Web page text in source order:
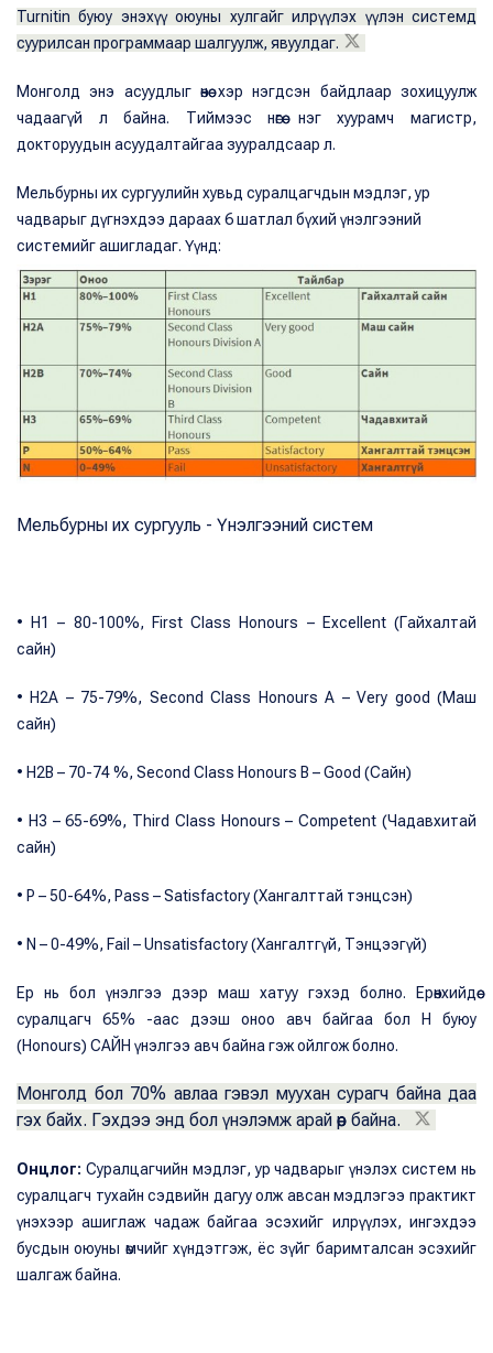
Turnitin буюу энэхүү оюуны хулгайг илрүүлэх үүлэн системд
суурилсан программаар шалгуулж, явуулдаг.
Монголд энэ асуудлыг өнөө хэр нэгдсэн байдлаар зохицуулж
чадаагүй л байна. Тиймээс нөгөө нэг хуурамч магистр,
докторуудын асуудалтайгаа зууралдсаар л.
Мельбурны их сургуулийн хувьд суралцагчдын мэдлэг, ур
чадварыг дүгнэхдээ дараах 6 шатлал бүхий үнэлгээний
системийг ашигладаг. Үүнд:
Мельбурны их сургууль - Үнэлгээний систем
• H1 – 80-100%, First Class Honours – Excellent (Гайхалтай
сайн)
• H2A – 75-79%, Second Class Honours А – Very good (Маш
сайн)
• H2B – 70-74 %, Second Class Honours B – Good (Сайн)
• H3 – 65-69%, Third Class Honours – Competent (Чадавхитай
сайн)
• P – 50-64%, Pass – Satisfactory (Хангалттай тэнцсэн)
• N – 0-49%, Fail – Unsatisfactory (Хангалтгүй, Тэнцээгүй)
Ер нь бол үнэлгээ дээр маш хатуу гэхэд болно. Ерөнхийдөө
суралцагч 65% -аас дээш оноо авч байгаа бол H буюу
(Honours) САЙН үнэлгээ авч байна гэж ойлгож болно.
Монголд бол 70% авлаа гэвэл муухан сурагч байна даа
гэх байх. Гэхдээ энд бол үнэлэмж арай өөр байна.
Онцлог: Суралцагчийн мэдлэг, ур чадварыг үнэлэх систем нь
суралцагч тухайн сэдвийн дагуу олж авсан мэдлэгээ практикт
үнэхээр ашиглаж чадаж байгаа эсэхийг илрүүлэх, ингэхдээ
бусдын оюуны өмчийг хүндэтгэж, ёс зүйг баримталсан эсэхийг
шалгаж байна.